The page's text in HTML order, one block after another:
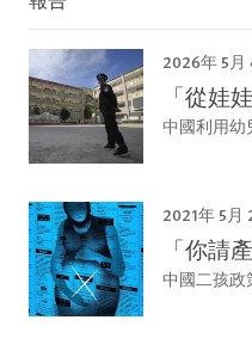
2026年 5月
「從娃
中國利用幼
2021年 5月
「你請
中國二孩政